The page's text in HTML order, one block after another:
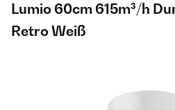
Lumio 60cm 615m³/h
Retro Weiß